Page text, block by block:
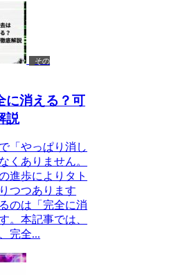
その
に消える？可
説
「やっぱり消し
くありません。
進歩によりタト
つつあります
のは「完全に消
。本記事では、
完全...